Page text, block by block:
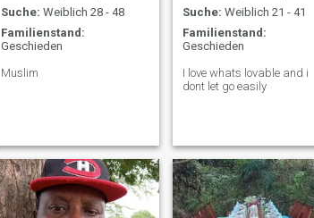
Suche: Weiblich 28 - 48
Familienstand:
Geschieden
Muslim
Suche: Weiblich 21 - 41
Familienstand:
Geschieden
I love whats lovable and i
dont let go easily